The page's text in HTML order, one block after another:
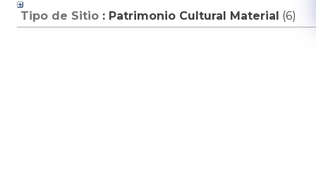
Tipo de Sitio : Patrimonio Cultural Material ‎(6)